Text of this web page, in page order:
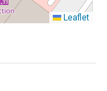
Leaflet